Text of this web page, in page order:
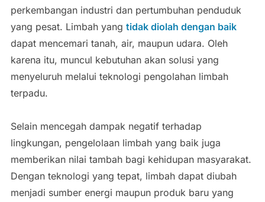
perkembangan industri dan pertumbuhan penduduk
yang pesat. Limbah yang tidak diolah dengan baik
dapat mencemari tanah, air, maupun udara. Oleh
karena itu, muncul kebutuhan akan solusi yang
menyeluruh melalui teknologi pengolahan limbah
terpadu.
Selain mencegah dampak negatif terhadap
lingkungan, pengelolaan limbah yang baik juga
memberikan nilai tambah bagi kehidupan masyarakat.
Dengan teknologi yang tepat, limbah dapat diubah
menjadi sumber energi maupun produk baru yang